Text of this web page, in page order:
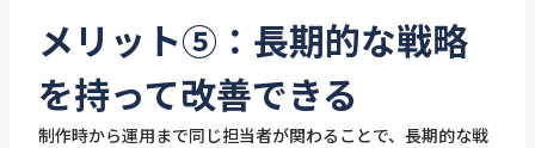
メリット⑤：長期的な戦略
を持って改善できる
制作時から運用まで同じ担当者が関わることで、長期的な戦